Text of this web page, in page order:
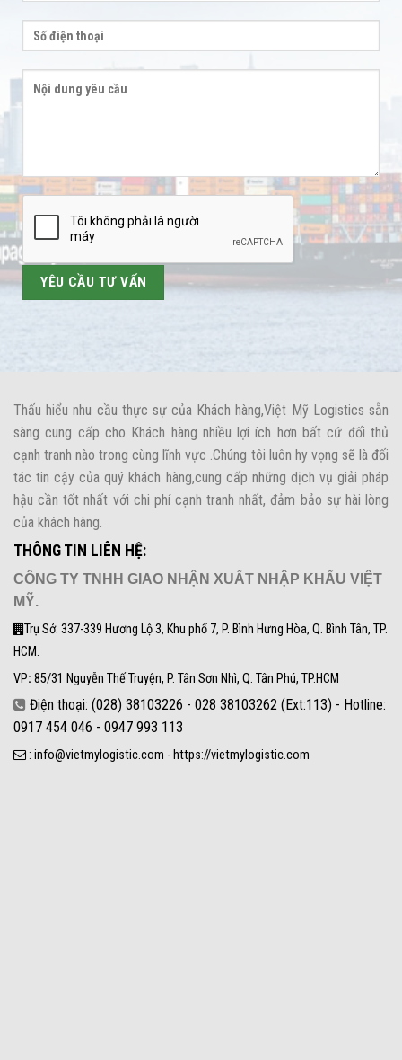
Thấu hiểu nhu cầu thực sự của Khách hàng,Việt Mỹ Logistics sẵn
sàng cung cấp cho Khách hàng nhiều lợi ích hơn bất cứ đối thủ
cạnh tranh nào trong cùng lĩnh vực .Chúng tôi luôn hy vọng sẽ là đối
tác tin cậy của quý khách hàng,cung cấp những dịch vụ giải pháp
hậu cần tốt nhất với chi phí cạnh tranh nhất, đảm bảo sự hài lòng
của khách hàng.
THÔNG TIN LIÊN HỆ:
CÔNG TY TNHH GIAO NHẬN XUẤT NHẬP KHẨU VIỆT
MỸ.
Trụ Sở: 337-339 Hương Lộ 3, Khu phố 7, P. Bình Hưng Hòa, Q. Bình Tân, TP.
HCM.
VP: 85/31 Nguyễn Thế Truyện, P. Tân Sơn Nhì, Q. Tân Phú, TP.HCM
Điện thoại: (028) 38103226 - 028 38103262 (Ext:113) - Hotline:
0917 454 046 - 0947 993 113
: info@vietmylogistic.com - https://vietmylogistic.com